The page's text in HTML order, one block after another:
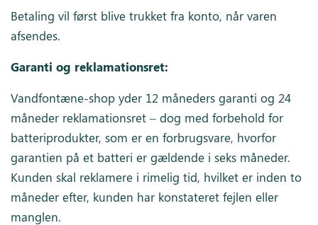
Betaling vil først blive trukket fra konto, når varen
afsendes.
Garanti og reklamationsret:
Vandfontæne-shop yder 12 måneders garanti og 24
måneder reklamationsret – dog med forbehold for
batteriprodukter, som er en forbrugsvare, hvorfor
garantien på et batteri er gældende i seks måneder.
Kunden skal reklamere i rimelig tid, hvilket er inden to
måneder efter, kunden har konstateret fejlen eller
manglen.